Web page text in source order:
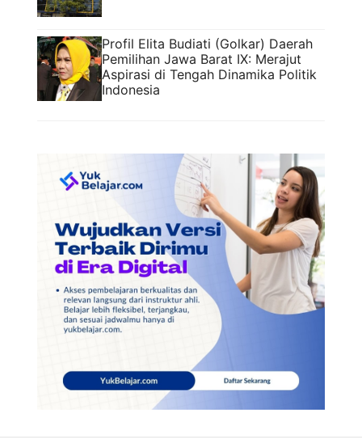
Profil Elita Budiati (Golkar) Daerah
Pemilihan Jawa Barat IX: Merajut
Aspirasi di Tengah Dinamika Politik
Indonesia